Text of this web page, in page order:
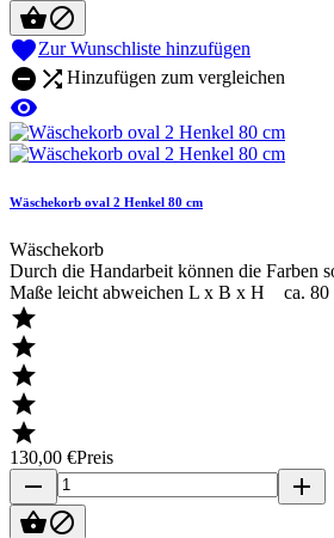

Zur Wunschliste hinzufügen
  Hinzufügen zum vergleichen

Wäschekorb oval 2 Henkel 80 cm
Wäschekorb
Durch die Handarbeit können die Farben
Maße leicht abweichen L x B x H ca.





130,00 €Preis
remove
add
